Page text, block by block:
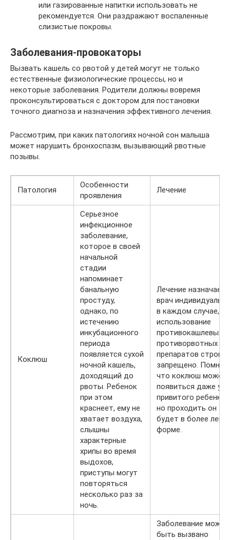
или газированные напитки использовать не
рекомендуется. Они раздражают воспаленные
слизистые покровы.
Заболевания-провокаторы
Вызвать кашель со рвотой у детей могут не только
естественные физиологические процессы, но и
некоторые заболевания. Родители должны вовремя
проконсультироваться с доктором для постановки
точного диагноза и назначения эффективного лечения.
Рассмотрим, при каких патологиях ночной сон малыша
может нарушить бронхоспазм, вызывающий рвотные
позывы.
Патология
Особенности
проявления
Лечение
Коклюш
Серьезное
инфекционное
заболевание,
которое в своей
начальной
стадии
напоминает
банальную
простуду,
однако, по
истечению
инкубационного
периода
появляется сухой
ночной кашель,
доходящий до
рвоты. Ребенок
при этом
краснеет, ему не
хватает воздуха,
слышны
характерные
хрипы во время
выдохов,
приступы могут
повторяться
несколько раз за
ночь.
Лечение назначает
врач индивидуально
в каждом случае,
использование
противокашлевых и
противорвотных
препаратов строго
запрещено.
что коклюш может
появиться даже у
привитого ребенка,
но проходить он
будет в более
форме.
Заболевание может
быть вызвано